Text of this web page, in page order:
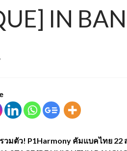
IN
รวมตัว! P1Harmony คัมแบคไทย